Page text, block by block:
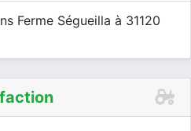
Ferme Ségueilla à 31120